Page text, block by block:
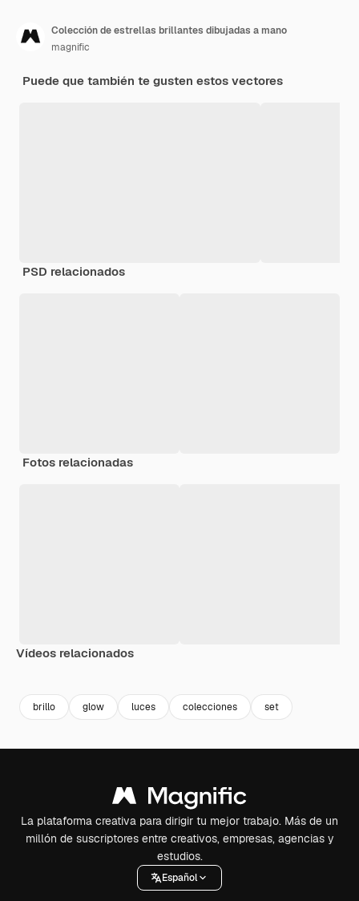
Colección de estrellas brillantes dibujadas a mano
magnific
Puede que también te gusten estos vectores
PSD relacionados
Fotos relacionadas
Vídeos relacionados
brillo glow luces colecciones set
La plataforma creativa para dirigir tu mejor trabajo. Más de un
millón de suscriptores entre creativos, empresas, agencias y
estudios.
Español